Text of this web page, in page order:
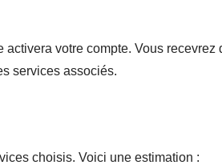
votre compte. Vous recevrez
services associés.
choisis. Voici une estimation :